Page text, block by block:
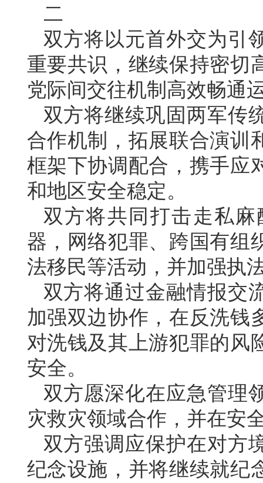
二
双方将以元首外交为引
重要共识，继续保持密切
党际间交往机制高效畅通
双方将继续巩固两军传
合作机制，拓展联合演训
框架下协调配合，携手应
和地区安全稳定。
双方将共同打击走私
器，网络犯罪、跨国有组
法移民等活动，并加强执
双方将通过金融情报交
加强双边协作，在反洗钱
对洗钱及其上游犯罪的风
安全。
双方愿深化在应急管理
灾救灾领域合作，并在安
双方强调应保护在对方
纪念设施，并将继续就纪